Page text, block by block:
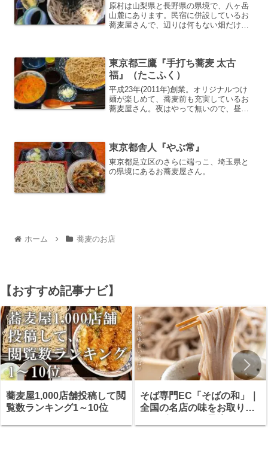
原村は山梨県と長野県の県境で、八ヶ岳
山麓にあります。民宿に併設しているお
蕎麦屋さんで、辺りは何もない畑だけで
東京都三鷹『手打ち蕎麦 太古
福』（たこふく）
平成23年(2011年)創業。オリジナルつけ
麺が楽しめて、蕎麦前も充実しているお
蕎麦屋さん。夜はやって無いので、昼吞
東京都舎人『やぶ常』
東京都足立区のさらに端っこ、埼玉県と
の県境にあるお蕎麦屋さん。
ホーム 蕎麦のお店
【おすすめ記事ナビ】
蕎麦屋1,000店舗投稿して閲
覧数ランキング1～10位
そば専門EC「そばの和」｜
全国の名店の味をお取り寄